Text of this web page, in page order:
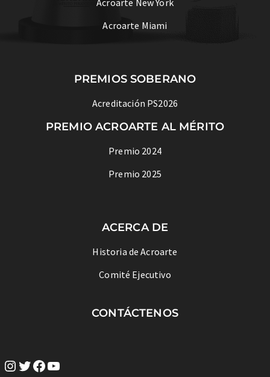
Acroarte New York
Acroarte Miami
PREMIOS SOBERANO
Acreditación PS2026
PREMIO ACROARTE AL MÉRITO
Premio 2024
Premio 2025
ACERCA DE
Historia de Acroarte
Comité Ejecutivo
CONTÁCTENOS